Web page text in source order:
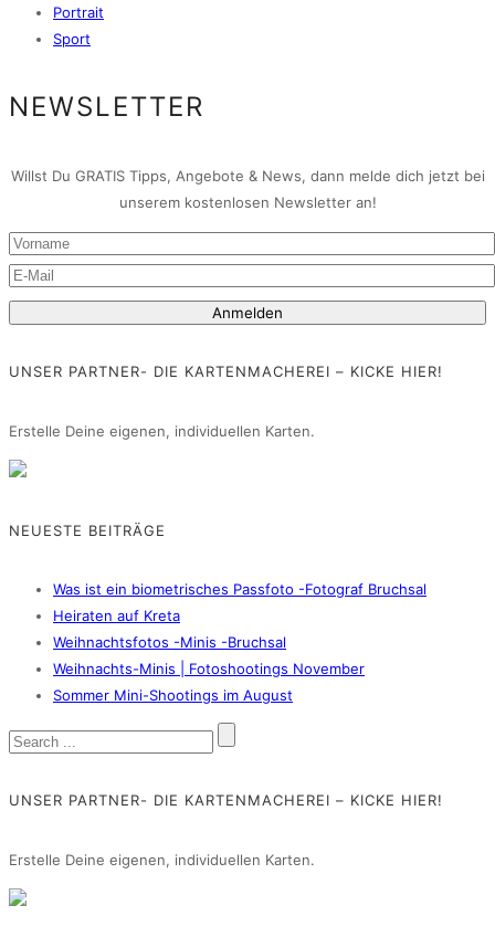
Portrait
Sport
NEWSLETTER
Willst Du GRATIS Tipps, Angebote & News, dann melde dich jetzt bei
unserem kostenlosen Newsletter an!
UNSER PARTNER- DIE KARTENMACHEREI – KICKE HIER!
Erstelle Deine eigenen, individuellen Karten.
NEUESTE BEITRÄGE
Was ist ein biometrisches Passfoto -Fotograf Bruchsal
Heiraten auf Kreta
Weihnachtsfotos -Minis -Bruchsal
Weihnachts-Minis | Fotoshootings November
Sommer Mini-Shootings im August
UNSER PARTNER- DIE KARTENMACHEREI – KICKE HIER!
Erstelle Deine eigenen, individuellen Karten.